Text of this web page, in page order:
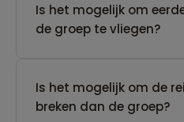
Is het mogelijk om
de groep te vliegen?
Is het mogelijk om de
breken dan de groep?